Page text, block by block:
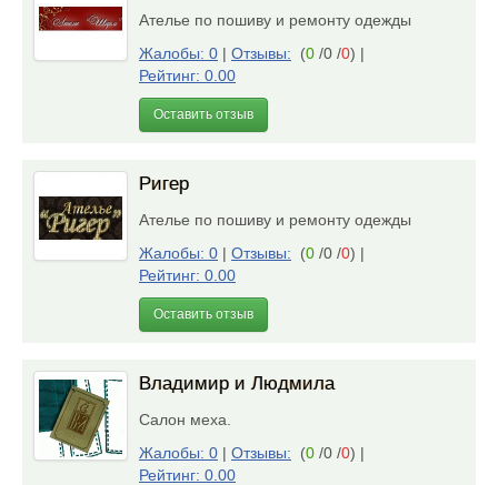
Ателье по пошиву и ремонту одежды
Жалобы: 0 | Отзывы: (0 /0 /0) |
Рейтинг: 0.00
Оставить отзыв
Ригер
Ателье по пошиву и ремонту одежды
Жалобы: 0 | Отзывы: (0 /0 /0) |
Рейтинг: 0.00
Оставить отзыв
Владимир и Людмила
Салон меха.
Жалобы: 0 | Отзывы: (0 /0 /0) |
Рейтинг: 0.00